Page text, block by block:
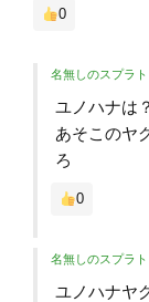
0
名無しのスプラ
ユノハナは？
あそこのヤ
ろ
0
名無しのスプラ
ユノハナヤ